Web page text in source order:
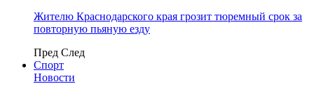
Жителю Краснодарского края грозит тюремный срок за
повторную пьяную езду
Пред След
Спорт
Новости